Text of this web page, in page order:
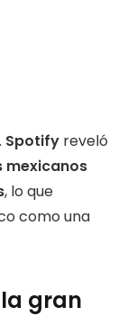
Spotify reveló
mexicanos
, lo que
como una
gran